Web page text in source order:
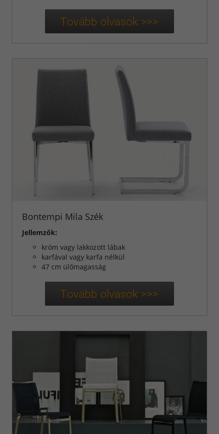
Bontempi Mila Szék
Jellemzők:
króm vagy lakkozott lábak
karfával vagy karfa nélkül
47 cm ülőmagasság